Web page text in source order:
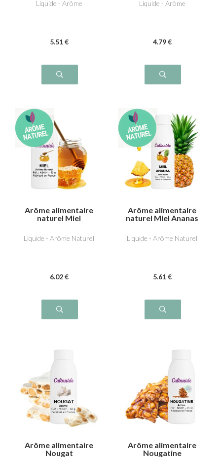
Liquide - Arôme
5.51 €
Liquide - Arôme
4.79 €
Arôme alimentaire
naturel Miel
Liquide - Arôme Naturel
6.02 €
Arôme alimentaire
naturel Miel Ananas
Liquide - Arôme Naturel
5.61 €
Arôme alimentaire
Nougat
Arôme alimentaire
Nougatine